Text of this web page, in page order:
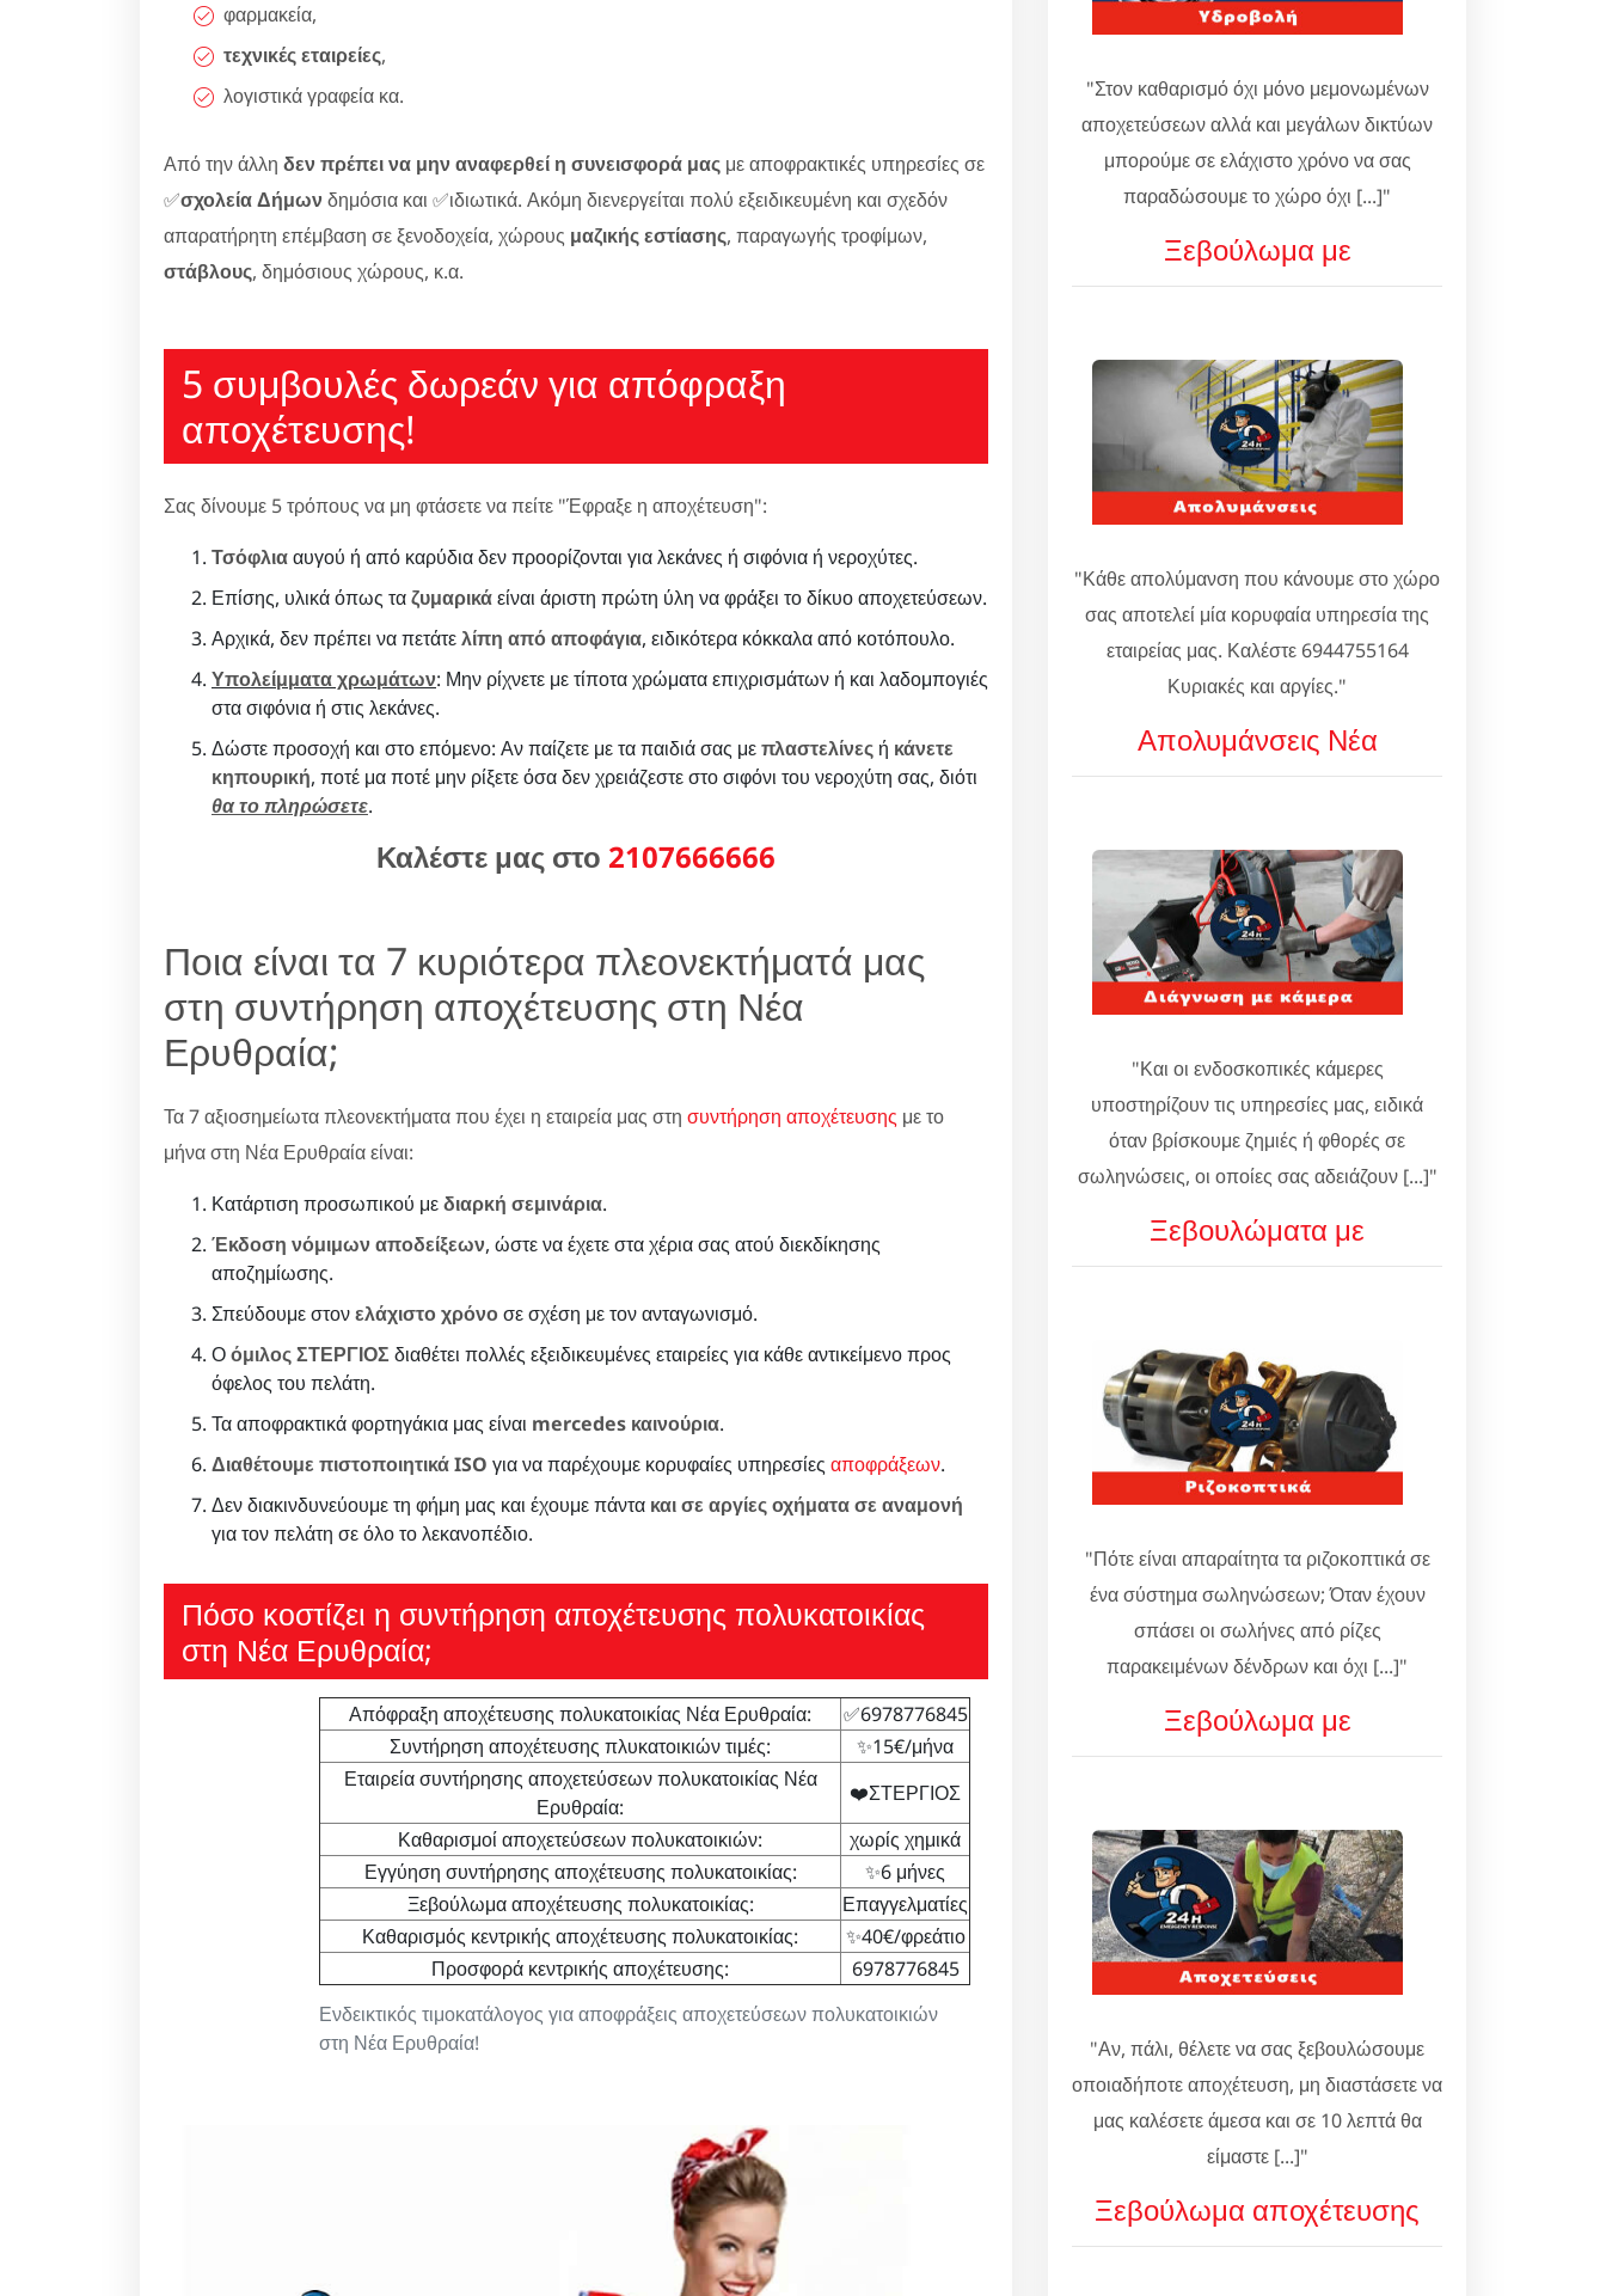
φαρμακεία,
τεχνικές εταιρείες,
λογιστικά γραφεία κα.
Από την άλλη δεν πρέπει να μην αναφερθεί η συνεισφορά μας με αποφρακτικές υπηρεσίες σε
✅σχολεία Δήμωνδημόσια και ✅ιδιωτικά. Ακόμη διενεργείται πολύ εξειδικευμένη και σχεδόν
απαρατήρητη επέμβαση σε ξενοδοχεία, χώρους μαζικής εστίασης, παραγωγής τροφίμων,
στάβλους, δημόσιους χώρους, κ.α.
5 συμβουλές δωρεάν για απόφραξη
αποχέτευσης!
Σας δίνουμε 5 τρόπους να μη φτάσετε να πείτε "Έφραξε η αποχέτευση":
Τσόφλιααυγού ή από καρύδια δεν προορίζονται για λεκάνες ή σιφόνια ή νεροχύτες.
Επίσης, υλικά όπως ταζυμαρικάείναι άριστη πρώτη ύλη να φράξει το δίκυο αποχετεύσεων.
Αρχικά, δεν πρέπει να πετάτελίπη από αποφάγια, ειδικότερα κόκκαλα από κοτόπουλο.
Υπολείμματα χρωμάτων: Μην ρίχνετε με τίποτα χρώματα επιχρισμάτων ή και λαδομπογιές
στα σιφόνια ή στις λεκάνες.
Δώστε προσοχή και στο επόμενο: Αν παίζετε με τα παιδιά σας μεπλαστελίνες ή κάνετε
κηπουρική, ποτέ μα ποτέ μην ρίξετε όσα δεν χρειάζεστε στο σιφόνι του νεροχύτη σας, διότι
θα το πληρώσετε.
Καλέστε μας στο 2107666666
Ποια είναι τα 7 κυριότερα πλεονεκτήματά μας
στη συντήρηση αποχέτευσης στη Νέα
Ερυθραία;
Τα 7 αξιοσημείωτα πλεονεκτήματα που έχει η εταιρεία μας στη συντήρηση αποχέτευσης με το
μήνα στη Νέα Ερυθραία είναι:
Κατάρτιση προσωπικού μεδιαρκή σεμινάρια.
Έκδοση νόμιμων αποδείξεων, ώστε να έχετε στα χέρια σας ατού διεκδίκησης
αποζημίωσης.
Σπεύδουμε στονελάχιστο χρόνοσε σχέση με τον ανταγωνισμό.
Οόμιλος ΣΤΕΡΓΙΟΣ διαθέτει πολλές εξειδικευμένες εταιρείες για κάθε αντικείμενο προς
όφελος του πελάτη.
Τα αποφρακτικά φορτηγάκια μας είναι mercedes καινούρια.
Διαθέτουμε πιστοποιητικά ISO για να παρέχουμε κορυφαίες υπηρεσίες αποφράξεων.
Δεν διακινδυνεύουμε τη φήμη μας και έχουμε πάντα και σε αργίες οχήματα σε αναμονή
για τον πελάτη σε όλο το λεκανοπέδιο.
Πόσο κοστίζει η συντήρηση αποχέτευσης πολυκατοικίας
στη Νέα Ερυθραία;
Ενδεικτικός τιμοκατάλογος για αποφράξεις αποχετεύσεων πολυκατοικιών
στη Νέα Ερυθραία!
Απόφραξη αποχέτευσης πολυκατοικίας Νέα Ερυθραία:
✅6978776845
Συντήρηση αποχέτευσης πλυκατοικιών τιμές:
✨15€/μήνα
Εταιρεία συντήρησης αποχετεύσεων πολυκατοικίας Νέα
Ερυθραία:
❤️ΣΤΕΡΓΙΟΣ
Καθαρισμοί αποχετεύσεων πολυκατοικιών:
χωρίς χημικά
Εγγύηση συντήρησης αποχέτευσης πολυκατοικίας:
✨6 μήνες
Ξεβούλωμα αποχέτευσης πολυκατοικίας:
Επαγγελματίες
Καθαρισμός κεντρικής αποχέτευσης πολυκατοικίας:
✨40€/φρεάτιο
Προσφορά κεντρικής αποχέτευσης:
6978776845
"Στον καθαρισμό όχι μόνο μεμονωμένων
αποχετεύσεων αλλά και μεγάλων δικτύων
μπορούμε σε ελάχιστο χρόνο να σας
παραδώσουμε το χώρο όχι [...]"
Ξεβούλωμα με
"Κάθε απολύμανση που κάνουμε στο χώρο
σας αποτελεί μία κορυφαία υπηρεσία της
εταιρείας μας. Καλέστε 6944755164
Κυριακές και αργίες."
Απολυμάνσεις Νέα
"Και οι ενδοσκοπικές κάμερες
υποστηρίζουν τις υπηρεσίες μας, ειδικά
όταν βρίσκουμε ζημιές ή φθορές σε
σωληνώσεις, οι οποίες σας αδειάζουν [...]"
Ξεβουλώματα με
"Πότε είναι απαραίτητα τα ριζοκοπτικά σε
ένα σύστημα σωληνώσεων; Όταν έχουν
σπάσει οι σωλήνες από ρίζες
παρακειμένων δένδρων και όχι [...]"
Ξεβούλωμα με
"Αν, πάλι, θέλετε να σας ξεβουλώσουμε
οποιαδήποτε αποχέτευση, μη διαστάσετε να
μας καλέσετε άμεσα και σε 10 λεπτά θα
είμαστε [...]"
Ξεβούλωμα αποχέτευσης